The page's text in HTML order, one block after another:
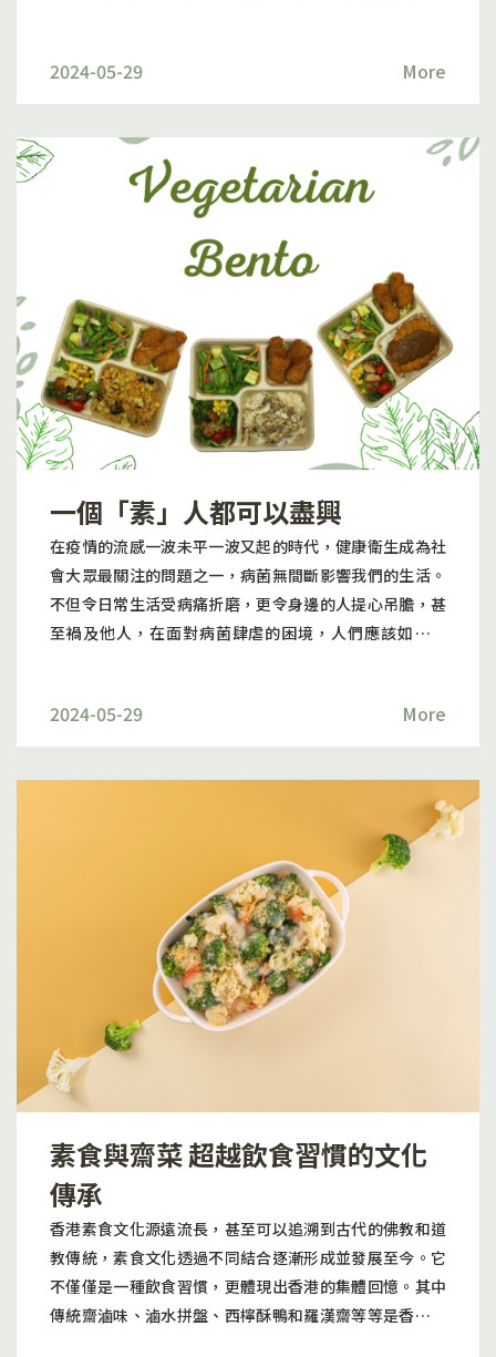
的部分，使用的方法決定了紅酒是否適合素食主義者。所
有年輕的紅酒都會呈現混濁狀態，含有許多不同的天然且
無害分子，如單寧、酚類物質和蛋白質。澄清是用於去除
這些蛋白質、酵母、混濁和不良色彩的過程。所有的紅酒
最終都會在足夠長的時間內「自我澄清」和穩定下來。葡
萄酒愛好者喜歡清澈的狀態，而且需求量不斷提高，許多
葡萄酒生產商使用「澄清劑」來加快這個過程。這些澄清
劑是添加到紅酒中以幫助去除不需要的顆粒並澄清酒液的
物質。常用的澄清劑包括蛋清（蛋白質）、酪蛋白（牛奶
蛋白質）、明膠（動物蛋白質）和魚膠（魚膀胱蛋白
質）。不幸的是，這些澄清劑是來自動物的，使得紅酒不
適合素食主義者。這些澄清劑可能會殘留在最終產品中，
使其不符合素食主義者的要求。然而，並非所有紅酒都使
用動物來源的澄清劑。一些酒廠使用替代的澄清劑，如膨
酒廠實踐自然釀酒法或使用非澄清的技術，生產出適合素
食者的紅酒。 百味素嚴選素紅酒百味素致力滿足素食者的
需求，明白市面上對素紅酒的資訊不足，令素食者對素紅
酒無從下手。百味素嚴選三款外國進口的素紅酒，期望為
素食者提供更多的選擇，關懷素食者生活各方面。 純素法
這款酒具有非常明確、優雅的香氣，帶有桑椹和覆盆子果
道。具有良好結構和平衡，單寧柔和，有著持久的餘
韻。 純素澳洲紅酒Nietschke Jack Shiraz
2021Nietschke Jack散發出黑櫻桃、薰衣草香水、混合
香料、水果蛋糕、巧克力和迷人的橡木氣息，是一款誘人
而引人入勝的美酒。這些誘人的香味搭配豐滿的口感。它
具有豐富的混合黑色水果風味。優雅的橡木增添了更多的
趣味和複雜性，同時擁有低產年份帶來的濃縮風味。顯著
而卻融合良好的天然單寧為酒賦予了層次豐富的結構和強
大的支撐。悠長的尾韻造就了一瓶豐盛而平衡的酒。純素
澳洲紅酒 Nietschke Julius Shiraz 2021Nietschke
Julius Shiraz呈現出深洋紅黑色。香氣成熟誘人，散發出
濃郁的水果蛋糕、巧克力、燉李子、麥芽、櫻桃果醬、紫
羅蘭和丁香香料大大提升香氣。口感極為豐滿，酒體飽
滿，強烈的黑色水果味佔據主導地位。美妙地融合於強大
的水果中極為顯著的橡木，增添了另一個層次。整體上豪
華而圓潤，細膩的味覺享受賦予了無縫結構的堅實支撐。
尾韻極長，為風味豐富的美酒劃上了完美的句號。
Nietschke Julius是一款廣闊而平衡的巴羅莎谷西拉，可
以立即享用，或先陳年5-10年。聯絡我們訂購及查詢：
2024-05-29 More
一個「素」人都可以盡興
在疫情的流感一波未平一波又起的時代，健康衛生成為社
會大眾最關注的問題之一，病菌無間斷影響我們的生活。
不但令日常生活受病痛折磨，更令身邊的人提心吊膽，甚
至禍及他人，在面對病菌肆虐的困境，人們應該如何自
而受感染。而且即使完成快速檢驗，其檢驗結果亦可能反
覆，未能分清到底是否康復，導致出現交叉感染。一人餐
有效確保食物的衛生和乾淨，每份餐點僅供一人食用，避
免交叉感染的可能性。對於防止傳染疾病極為重要，能放
心享用食物。無論是上班一族，或是要貼合活動安排都適
用。不想午餐時段花時間排隊等位，擔心和其他人「搭
枱」容易受到病菌攻擊，但又不想每日花時間煮午餐。百
味素一人餐是照顧講究衛生的人的理想選擇。它提供了獨
立用餐的體驗，確保食物的衛生和乾淨，並且能夠根據個
人的食量需求和口味喜好提供適量的餐點。能夠確保每個
人都能夠享受到美味的餐點，同時保持個人的健康和安
全。一人餐給予食者完全獨立自由的用膳時間。在忙碌的
生活中帶給自己放鬆和專注自己的時間，享受用餐過程的
寧靜。為顧客提供為數不多遠離日常壓力和繁忙的機會。
一點喘息的空間，無需強迫進行社交。對許多人來說，用
餐是一種放鬆和享受的時刻，進食一人餐讓人們按照自身
的節奏進食不受他人和時間的限制。人們能更專注於食物
的色香味，為生活充電和注入能量，回復活力。 百味素一
人餐提供多種款式的素食餐，提供多樣選擇性，顧客可以
根據自己的口味和飲食習慣選擇。即使一人進食，亦能滿
足個人需求。餐點中的嚴選食物都是優質新鮮的素食食
2024-05-29 More
素食與齋菜 超越飲食習慣的文化
傳承
香港素食文化源遠流長，甚至可以追溯到古代的佛教和道
教傳統，素食文化透過不同結合逐漸形成並發展至今。它
不僅僅是一種飲食習慣，更體現出香港的集體回憶。其中
傳統齋滷味、滷水拼盤、西檸酥鴨和羅漢齋等等是香港傳